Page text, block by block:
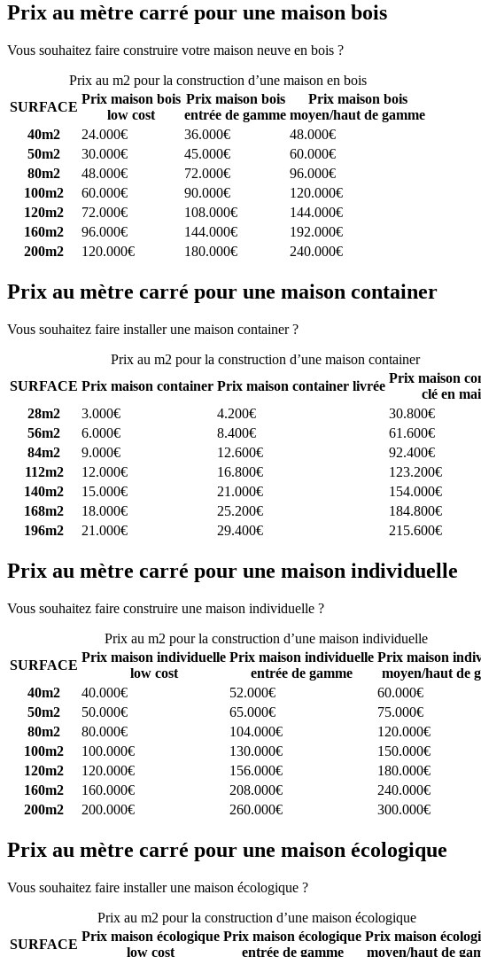
Prix au mètre carré pour une maison bois
Vous souhaitez faire construire votre maison neuve en bois ?
Prix au m2 pour la construction d’une maison en bois
SURFACE
Prix maison bois
low cost
Prix maison bois
entrée de gamme
Prix maison bois
moyen/haut de gamme
40m2
24.000€ 36.000€
48.000€
50m2
30.000€ 45.000€
60.000€
80m2
48.000€ 72.000€
96.000€
100m2
60.000€ 90.000€
120.000€
120m2
72.000€ 108.000€
144.000€
160m2
96.000€ 144.000€
192.000€
200m2
120.000€ 180.000€ 240.000€
Prix au mètre carré pour une maison container
Vous souhaitez faire installer une maison container ?
Prix au m2 pour la construction d’une maison container
SURFACE Prix maison container Prix maison container livrée
Prix maison
clé en
28m2
3.000€ 4.200€
30.800€
56m2
6.000€ 8.400€
61.600€
84m2
9.000€ 12.600€
92.400€
112m2
12.000€ 16.800€
123.200€
140m2
15.000€ 21.000€
154.000€
168m2
18.000€ 25.200€
184.800€
196m2
21.000€ 29.400€ 215.600€
Prix au mètre carré pour une maison individuelle
Vous souhaitez faire construire une maison individuelle ?
Prix au m2 pour la construction d’une maison individuelle
SURFACE
Prix maison individuelle
low cost
Prix maison individuelle
entrée de gamme
Prix maison
moyen/haut de
40m2
40.000€ 52.000€
60.000€
50m2
50.000€ 65.000€
75.000€
80m2
80.000€ 104.000€
120.000€
100m2
100.000€ 130.000€
150.000€
120m2
120.000€ 156.000€
180.000€
160m2
160.000€ 208.000€
240.000€
200m2
200.000€ 260.000€ 300.000€
Prix au mètre carré pour une maison écologique
Vous souhaitez faire installer une maison écologique ?
Prix au m2 pour la construction d’une maison écologique
SURFACE
Prix maison écologique
low cost
Prix maison écologique
entrée de gamme
Prix maison
moyen/haut de